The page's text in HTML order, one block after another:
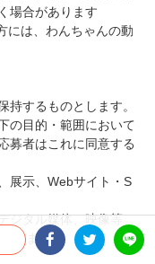
場合があります
には、わんちゃんの動
持するものとします。
の目的・範囲において
募者はこれに同意する
展示、Webサイト・S
ジタル媒体、映像等
みます）